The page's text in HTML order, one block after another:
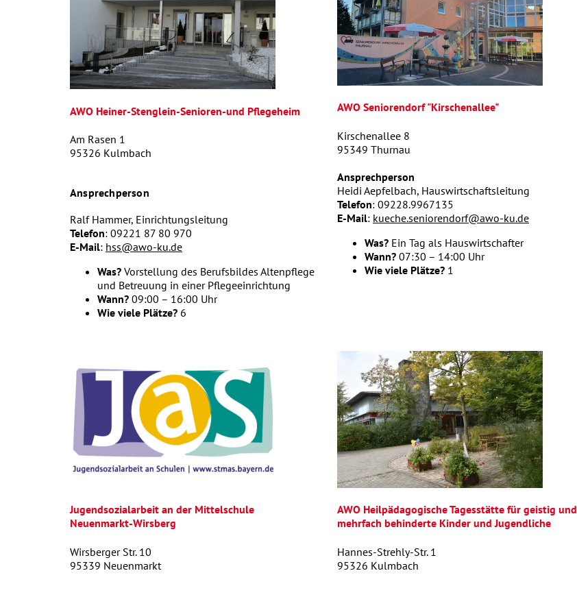
AWO Heiner-Stenglein-Senioren-und Pflegeheim
Am Rasen 1
95326 Kulmbach
Ansprechperson
Ralf Hammer, Einrichtungsleitung
Telefon: 09221 87 80 970
E-Mail: hss@awo-ku.de
Was? Vorstellung des Berufsbildes Altenpflege
und Betreuung in einer Pflegeeinrichtung
Wann? 09:00 – 16:00 Uhr
Wie viele Plätze? 6
AWO Seniorendorf "Kirschenallee"
Kirschenallee 8
95349 Thurnau
Ansprechperson
Heidi Aepfelbach, Hauswirtschaftsleitung
Telefon: 09228.9967135
E-Mail: kueche.seniorendorf@awo-ku.de
Was? Ein Tag als Hauswirtschafter
Wann? 07:30 – 14:00 Uhr
Wie viele Plätze? 1
Jugendsozialarbeit an der Mittelschule
Neuenmarkt-Wirsberg
Wirsberger Str. 10
95339 Neuenmarkt
AWO Heilpädagogische Tagesstätte für geistig und
mehrfach behinderte Kinder und Jugendliche
Hannes-Strehly-Str. 1
95326 Kulmbach